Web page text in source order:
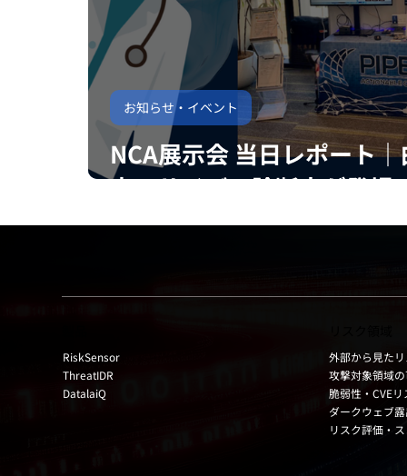
NCA展示会 当日レポート｜
衣のサイバー診断士が登場
お知らせ・イベント
RiskSensor
ThreatIDR
DatalaiQ
外部から見た
攻撃対象領域
脆弱性・CVE
ダークウェブ露
リスク評価・